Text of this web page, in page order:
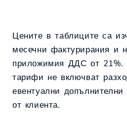
Цените в таблиците са
месечни фактурирания и
приложимия ДДС от 21%.
тарифи не включват
евентуални
от клиента.